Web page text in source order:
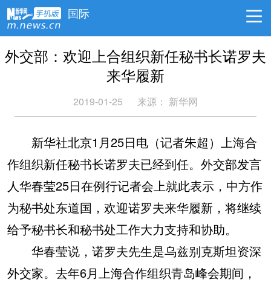
国际
外交部：欢迎上合组织新任秘书长诺罗夫
来华履新
2019-01-25 来源： 新华网
新华社北京1月25日电（记者朱超）上海合
作组织新任秘书长诺罗夫已经到任。外交部发言
人华春莹25日在例行记者会上就此表示，中方作
为秘书处东道国，欢迎诺罗夫来华履新，将继续
给予秘书长和秘书处工作大力支持和协助。
华春莹说，诺罗夫先生是乌兹别克斯坦资深
外交家。去年6月上海合作组织青岛峰会期间，